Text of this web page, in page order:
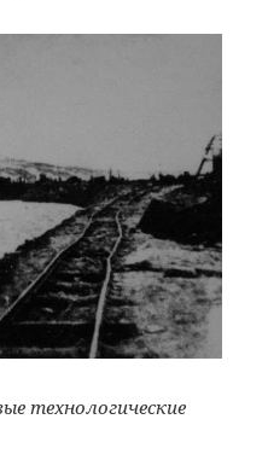
технологические